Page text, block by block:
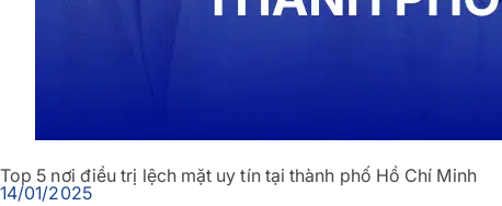
Top 5 nơi điều trị lệch mặt uy tín tại thành phố Hồ Chí Minh
14/01/2025